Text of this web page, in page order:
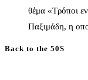
θέμα «Τρόποι
Παξιμάδη, η
Back to the 50S